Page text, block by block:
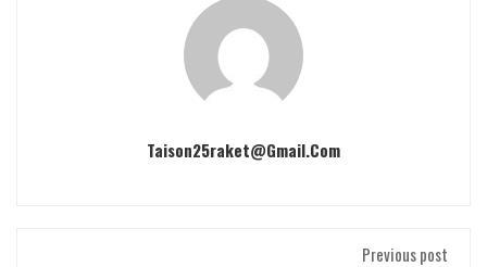
Taison25raket@gmail.com
Previous post